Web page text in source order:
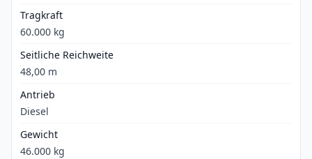
Tragkraft
60.000 kg
Seitliche Reichweite
48,00 m
Antrieb
Diesel
Gewicht
46.000 kg